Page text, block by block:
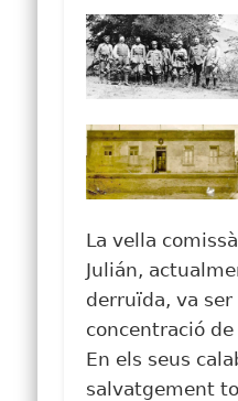
La vella
Julián,
derruïda, va
concentració
En els seus
salvatgement